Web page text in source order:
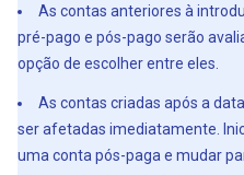
As contas anteriores à
pré-pago e pós-pago serão
opção de escolher entre eles.
As contas criadas após a
ser afetadas imediatamente.
uma conta pós-paga e mudar